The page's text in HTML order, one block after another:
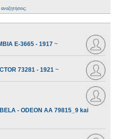
E-3665 - 1917 ~
73281 - 1921 ~
- ODEON AA 79815_9 kai